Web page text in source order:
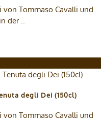
Tommaso Cavalli und
der ..
degli Dei (150cl)
Tommaso Cavalli und